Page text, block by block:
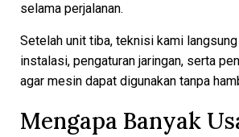
selama perjalanan.
Setelah unit tiba, teknisi kami
instalasi, pengaturan jaringan, serta
agar mesin dapat digunakan tanpa
Mengapa Banyak